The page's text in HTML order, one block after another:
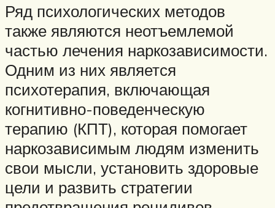
Ряд психологических методов
также являются неотъемлемой
частью лечения наркозависимости.
Одним из них является
психотерапия, включающая
когнитивно-поведенческую
терапию (КПТ), которая помогает
наркозависимым людям изменить
свои мысли, установить здоровые
цели и развить стратегии